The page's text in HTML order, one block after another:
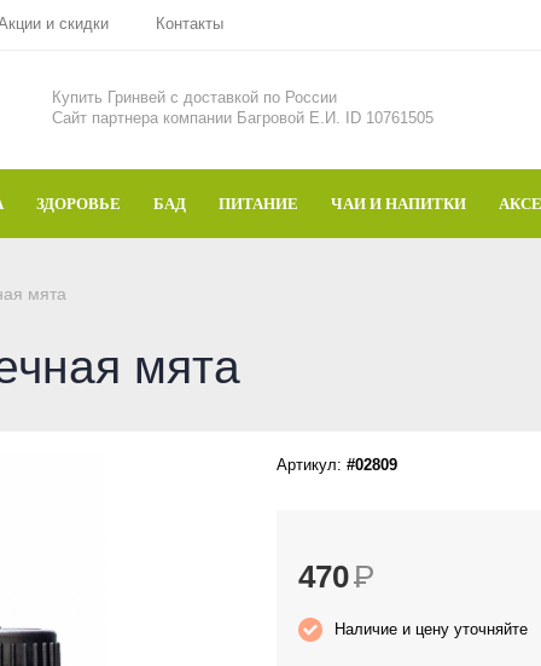
и скидки Контакты
Купить Гринвей c доставкой по России
Сайт партнера компании Багровой Е.И. ID 10761505
ЗДОРОВЬЕ БАД ПИТАНИЕ ЧАИ И НАПИТКИ
мята
мята
Артикул: #02809
470Р
Наличие и цену уточняйте